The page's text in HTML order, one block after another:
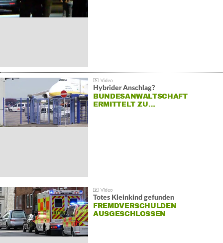
Hybrider Anschlag?
BUNDESANWALTSCHAFT
ERMITTELT ZU…
Totes Kleinkind gefunden
FREMDVERSCHULDEN
AUSGESCHLOSSEN